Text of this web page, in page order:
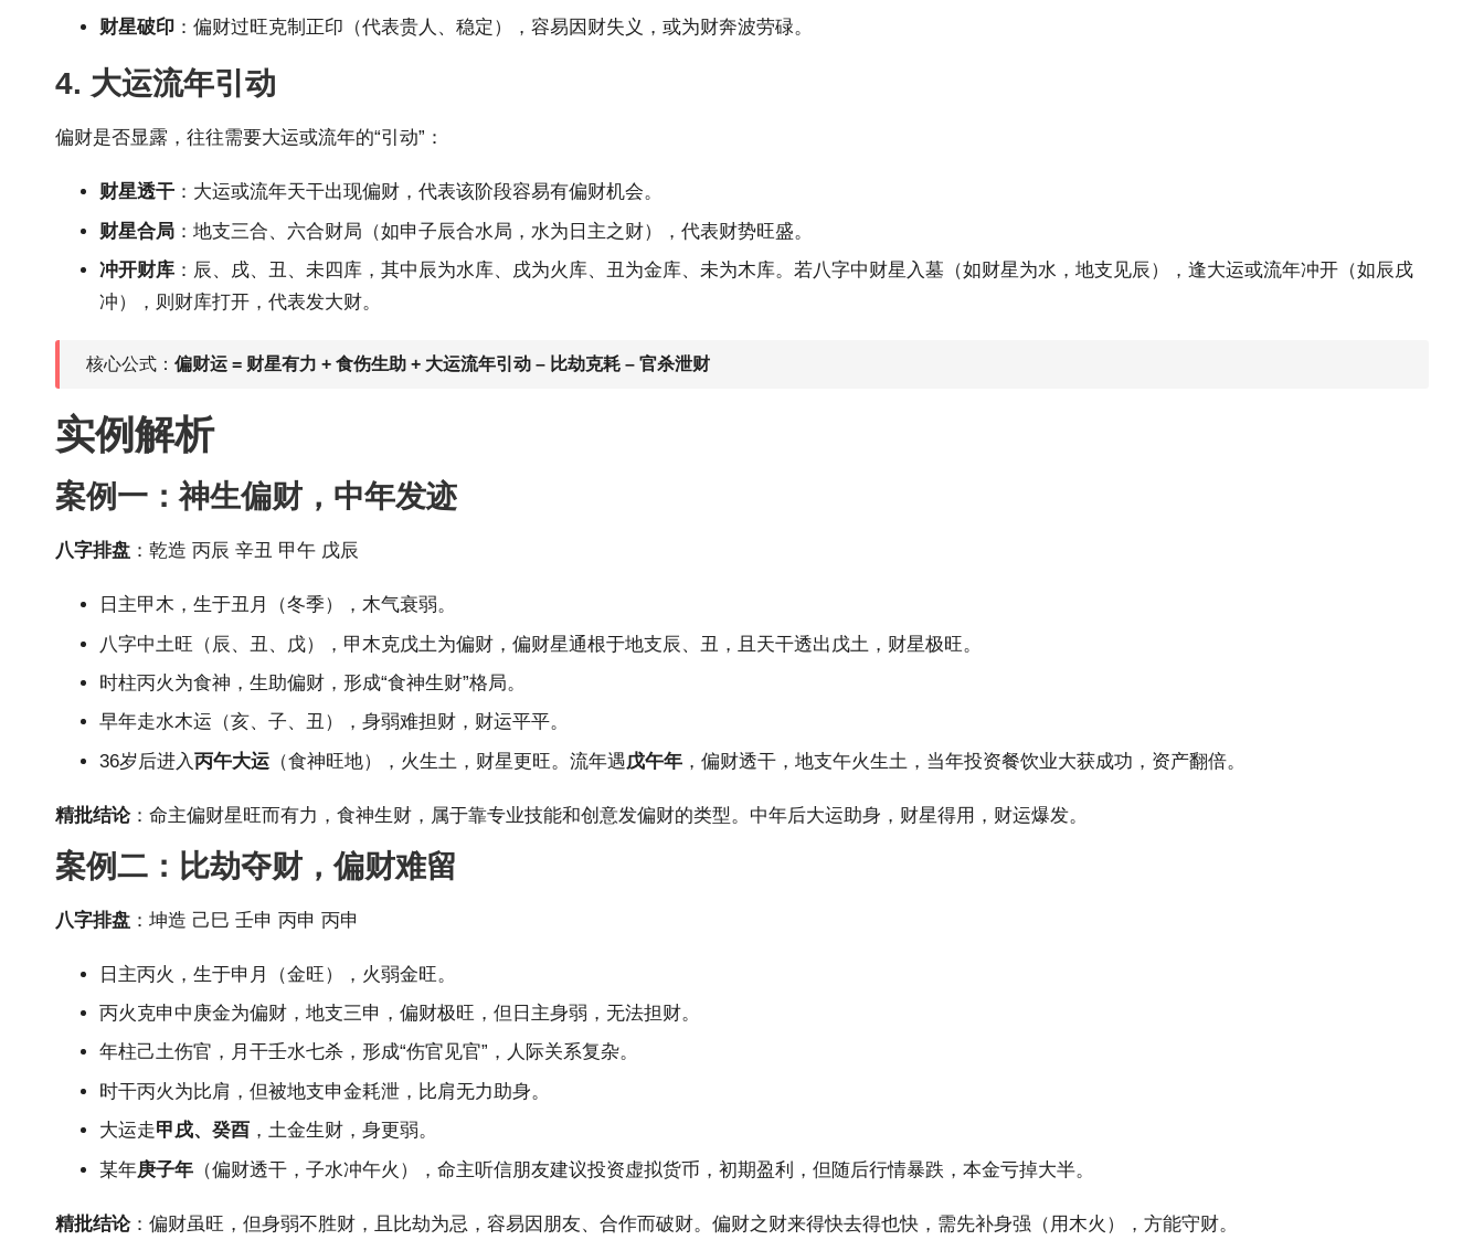
财星破印 ：偏财过旺克制正印（代表贵人、稳定），容易因财失义，或为财奔波劳碌。
4. 大运流年引动
偏财是否显露，往往需要大运或流年的“引动”：
财星透干 ：大运或流年天干出现偏财，代表该阶段容易有偏财机会。
财星合局 ：地支三合、六合财局（如申子辰合水局，水为日主之财），代表财势旺盛。
冲开财库 ：辰、戌、丑、未四库，其中辰为水库、戌为火库、丑为金库、未为木库。若八字中财星入墓（如财星为水，地支见辰），逢大运或流年冲开（如辰戌
冲），则财库打开，代表发大财。
核心公式： 偏财运 = 财星有力 + 食伤生助 + 大运流年引动 – 比劫克耗 – 官杀泄财
实例解析
案例一：神生偏财，中年发迹
八字排盘 ：乾造 丙辰 辛丑 甲午 戊辰
日主甲木，生于丑月（冬季），木气衰弱。
八字中土旺（辰、丑、戊），甲木克戊土为偏财，偏财星通根于地支辰、丑，且天干透出戊土，财星极旺。
时柱丙火为食神，生助偏财，形成“食神生财”格局。
早年走水木运（亥、子、丑），身弱难担财，财运平平。
36岁后进入 丙午大运 （食神旺地），火生土，财星更旺。流年遇戊午年 ，偏财透干，地支午火生土，当年投资餐饮业大获成功，资产翻倍。
精批结论：命主偏财星旺而有力，食神生财，属于靠专业技能和创意发偏财的类型。中年后大运助身，财星得用，财运爆发。
案例二：比劫夺财，偏财难留
八字排盘 ：坤造 己巳 壬申 丙申 丙申
日主丙火，生于申月（金旺），火弱金旺。
丙火克申中庚金为偏财，地支三申，偏财极旺，但日主身弱，无法担财。
年柱己土伤官，月干壬水七杀，形成“伤官见官” ，人际关系复杂。
时干丙火为比肩，但被地支申金耗泄，比肩无力助身。
大运走甲戌、癸酉 ，土金生财，身更弱。
某年庚子年 （偏财透干，子水冲午火），命主听信朋友建议投资虚拟货币，初期盈利，但随后行情暴跌，本金亏掉大半。
精批结论：偏财虽旺，但身弱不胜财，且比劫为忌，容易因朋友、合作而破财。偏财之财来得快去得也快，需先补身强（用木火），方能守财。